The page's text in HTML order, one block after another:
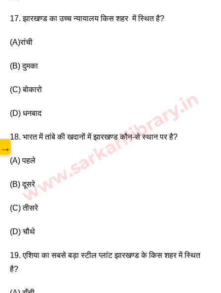
17. झारखण्ड का उच्च न्यायालय किस शहर  में स्थित है?
(A)रांची
(B) दुमका
(C) बोकारो
(D) धनबाद
18. भारत में तांबे की खदानों में झारखण्ड कौन-से स्थान पर है?
(A) पहले
(B) दूसरे
(C) तीसरे
(D) चौथे
19. एशिया का सबसे बड़ा स्टील प्लांट झारखण्ड के किस शहर में स्थित
है?
www.sarkarilibrary.in
→